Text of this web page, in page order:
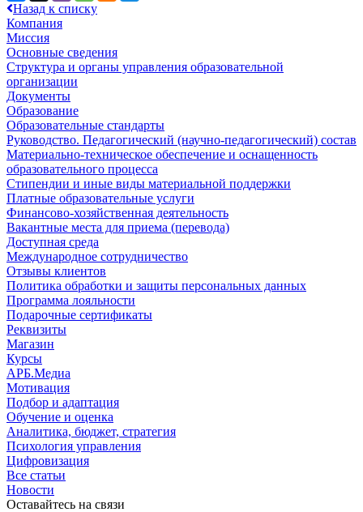
Назад к списку
Компания
Миссия
Основные сведения
Структура и органы управления образовательной
организации
Документы
Образование
Образовательные стандарты
Руководство. Педагогический (научно-педагогический) состав
Материально-техническое обеспечение и оснащенность
образовательного процесса
Стипендии и иные виды материальной поддержки
Платные образовательные услуги
Финансово-хозяйственная деятельность
Вакантные места для приема (перевода)
Доступная среда
Международное сотрудничество
Отзывы клиентов
Политика обработки и защиты персональных данных
Программа лояльности
Подарочные сертификаты
Реквизиты
Магазин
Курсы
АРБ.Медиа
Мотивация
Подбор и адаптация
Обучение и оценка
Аналитика, бюджет, стратегия
Психология управления
Цифровизация
Все статьи
Новости
Оставайтесь на связи